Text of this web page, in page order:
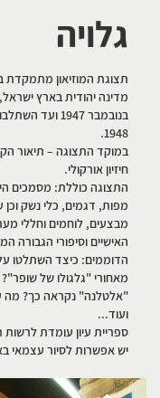
גלויה
תצוגת המוזיאון מתמקדת
מדינה יהודית בארץ
1948.
חיזיון אורקולי.
התצוגה כוללת: מסמכים
מפות, דגמים, כלי נשק
מבצעים, לוחמים וחללי
האישיים וסיפורי הגבורה
הדוממים: כיצד השתלטו
מאחורי "גלגולו של
"אלטלנה" נקראה כך? מה
ועוד...
ספריית עיון עומדת לרשות
יש אפשרות לסיור עצמאי